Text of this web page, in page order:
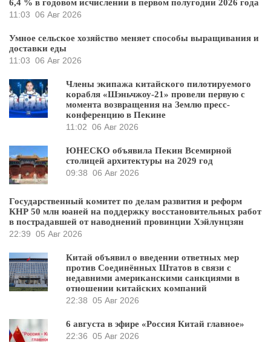
6,4 % в годовом исчислении в первом полугодии 2026 года
11:03 06 Авг 2026
Умное сельское хозяйство меняет способы выращивания и
доставки еды
11:03 06 Авг 2026
Члены экипажа китайского пилотируемого
корабля «Шэньчжоу-21» провели первую с
момента возвращения на Землю пресс-
конференцию в Пекине
11:02 06 Авг 2026
ЮНЕСКО объявила Пекин Всемирной
столицей архитектуры на 2029 год
09:38 06 Авг 2026
Государственный комитет по делам развития и реформ
КНР 50 млн юаней на поддержку восстановительных работ
в пострадавшей от наводнений провинции Хэйлунцзян
22:39 05 Авг 2026
Китай объявил о введении ответных мер
против Соединённых Штатов в связи с
недавними американскими санкциями в
отношении китайских компаний
22:38 05 Авг 2026
6 августа в эфире «Россия Китай главное»
22:36 05 Авг 2026